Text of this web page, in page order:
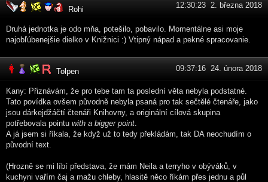
Rohi 12:30:23 2. března 2018
Druhá jednotka je odo mňa, potešilo, pobavilo. Momentálne asi moje
najobľúbenejšie dielko v Knižnici :) Vtipný nápad a pekné spracovanie.
Tolpen 09:37:16 24. února 2018
Kany: Přiznávám, že pro tebe tam ta poslední věta nebyla podstatné.
Tato povídka ovšem původně nebyla psaná pro tak sečtělé čtenáře, jako
jsou dárkejdžáčtí čtenáři Knihovny, a originální cílová skupina
potřebovala pointu with a bigger point.
A já jsem si říkala, že když už to tedy překládám, tak DA neochudím o
původní text.
(Hrozně se mi líbí představa, že mám Neila a terryho v obýváků, v
kuchyni vařím čaj a mažu chleby, hlasitě něco říkám přes jednu a půl